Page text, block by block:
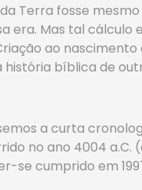
Terra fosse
era. Mas tal
ao
bíblica de
a curta
no ano 4004 a.C.
se cumprido em